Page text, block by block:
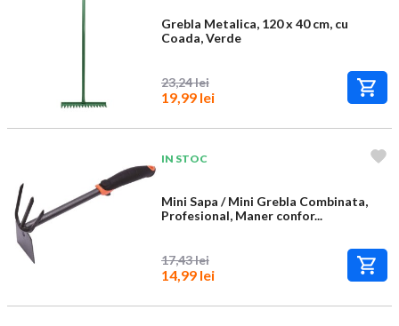
Grebla Metalica, 120 x 40 cm, cu
Coada, Verde
23,24 lei
19,99 lei
IN STOC
Mini Sapa / Mini Grebla Combinata,
Profesional, Maner confor...
17,43 lei
14,99 lei